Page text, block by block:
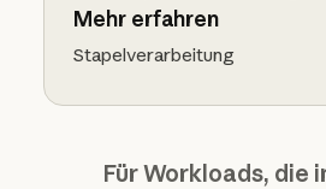
Mehr erfahren
Stapelverarbeitung
Für Workloads, die